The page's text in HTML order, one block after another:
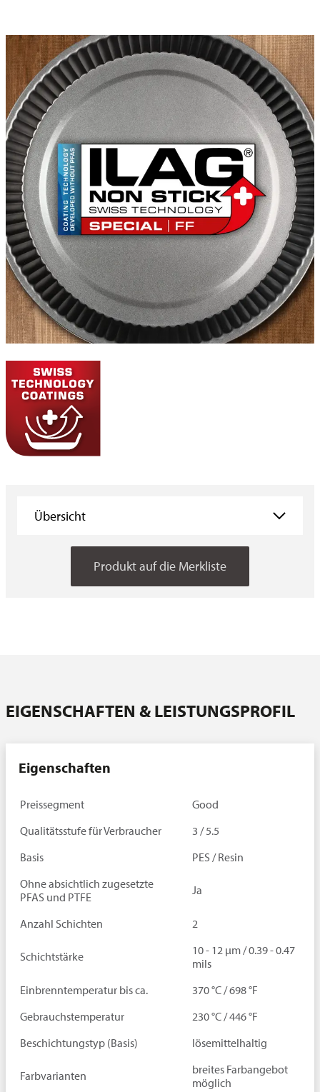
Übersicht
Eigenschaften
Ansprechpartner
Produkt auf die Merkliste
EIGENSCHAFTEN & LEISTUNGSPROFIL
Eigenschaften
Preissegment
Good
Qualitätsstufe für Verbraucher
3 / 5.5
Basis
PES / Resin
Ohne absichtlich zugesetzte
PFAS und PTFE
Ja
Anzahl Schichten 2
Schichtstärke
10 - 12 µm / 0.39 - 0.47
mils
Einbrenntemperatur bis ca.
370 °C / 698 °F
Gebrauchstemperatur
230 °C / 446 °F
Beschichtungstyp (Basis)
lösemittelhaltig
Farbvarianten
breites Farbangebot
möglich